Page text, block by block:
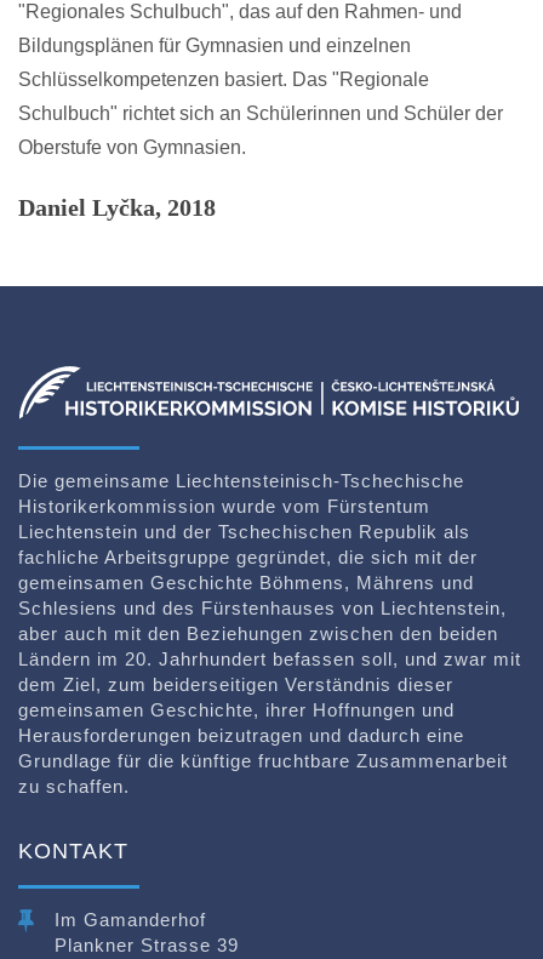
"Regionales Schulbuch", das auf den Rahmen- und
Bildungsplänen für Gymnasien und einzelnen
Schlüsselkompetenzen basiert. Das "Regionale
Schulbuch" richtet sich an Schülerinnen und Schüler der
Oberstufe von Gymnasien.
Daniel Lyčka, 2018
Die gemeinsame Liechtensteinisch-Tschechische
Historikerkommission wurde vom Fürstentum
Liechtenstein und der Tschechischen Republik als
fachliche Arbeitsgruppe gegründet, die sich mit der
gemeinsamen Geschichte Böhmens, Mährens und
Schlesiens und des Fürstenhauses von Liechtenstein,
aber auch mit den Beziehungen zwischen den beiden
Ländern im 20. Jahrhundert befassen soll, und zwar mit
dem Ziel, zum beiderseitigen Verständnis dieser
gemeinsamen Geschichte, ihrer Hoffnungen und
Herausforderungen beizutragen und dadurch eine
Grundlage für die künftige fruchtbare Zusammenarbeit
zu schaffen.
KONTAKT
Im Gamanderhof
Plankner Strasse 39